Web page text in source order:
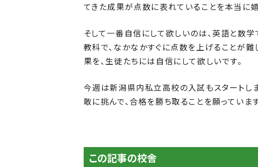
てきた成果が点数に表れていることを本当に嬉
そして一番自信にして欲しいのは、英語と数
教科で、なかなかすぐに点数を上げることが
果を、生徒たちには自信にして欲しいです。
今週は新潟県内私立高校の入試もスタートし
敢に挑んで、合格を勝ち取ることを願っていま
この記事の校舎